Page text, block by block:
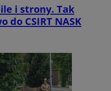
i strony. Tak
do CSIRT NASK